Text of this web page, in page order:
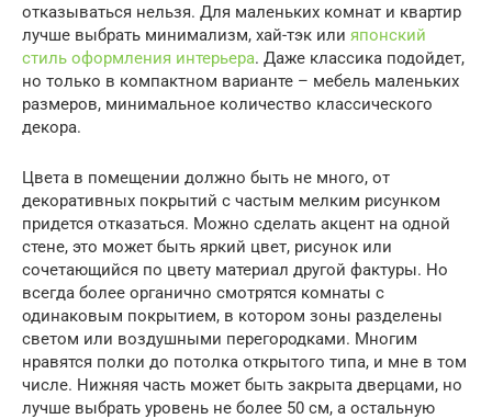
отказываться нельзя. Для маленьких комнат и квартир
лучше выбрать минимализм, хай-тэк или японский
стиль оформления интерьера. Даже классика подойдет,
но только в компактном варианте – мебель маленьких
размеров, минимальное количество классического
декора.
Цвета в помещении должно быть не много, от
декоративных покрытий с частым мелким рисунком
придется отказаться. Можно сделать акцент на одной
стене, это может быть яркий цвет, рисунок или
сочетающийся по цвету материал другой фактуры. Но
всегда более органично смотрятся комнаты с
одинаковым покрытием, в котором зоны разделены
светом или воздушными перегородками. Многим
нравятся полки до потолка открытого типа, и мне в том
числе. Нижняя часть может быть закрыта дверцами, но
лучше выбрать уровень не более 50 см, а остальную